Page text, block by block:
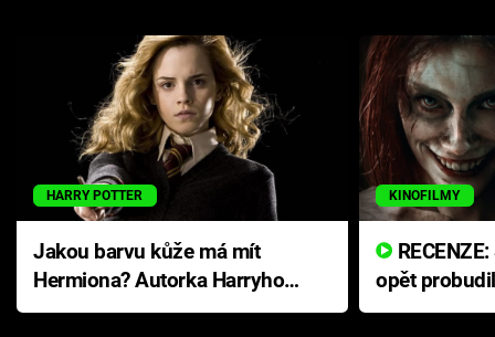
HARRY POTTER
Jakou barvu kůže má mít
Hermiona? Autorka Harryho
Pottera přišla s ráznou
KINOFILMY
opět
přichází s